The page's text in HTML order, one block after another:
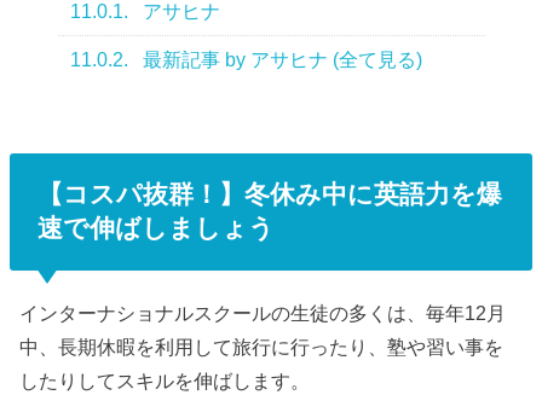
11.0.1. アサヒナ
11.0.2. 最新記事 by アサヒナ (全て見る)
【コスパ抜群！】冬休み中に英語力を爆
速で伸ばしましょう
インターナショナルスクールの生徒の多くは、毎年12月
中、長期休暇を利用して旅行に行ったり、塾や習い事を
したりしてスキルを伸ばします。